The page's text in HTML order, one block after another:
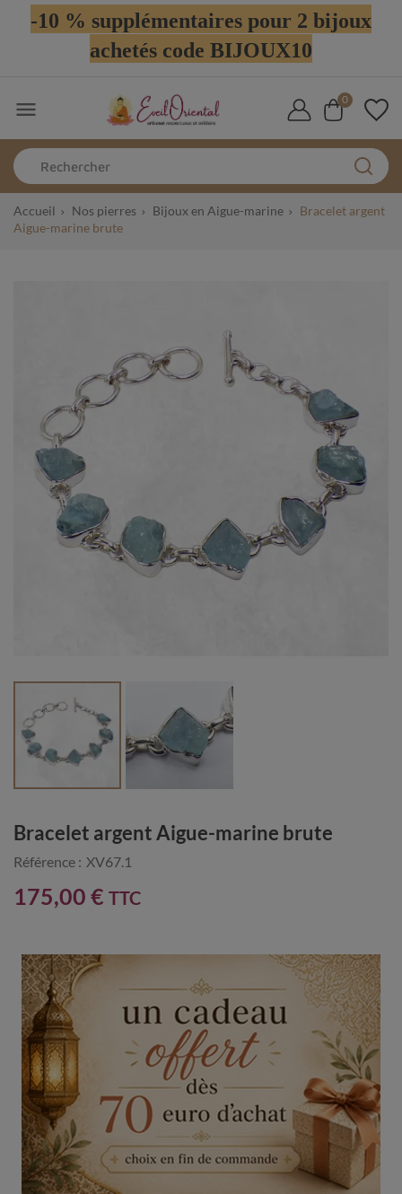
-10 % supplémentaires pour 2 bijoux
achetés code BIJOUX10
 0
Accueil Nos pierres Bijoux en Aigue-marine
Bracelet argent
Aigue-marine brute
Bracelet argent Aigue-marine brute
Référence : XV67.1
175,00 € TTC